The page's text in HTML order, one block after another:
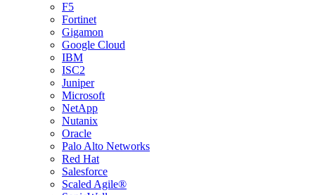
F5
Fortinet
Gigamon
Google Cloud
IBM
ISC2
Juniper
Microsoft
NetApp
Nutanix
Oracle
Palo Alto Networks
Red Hat
Salesforce
Scaled Agile®